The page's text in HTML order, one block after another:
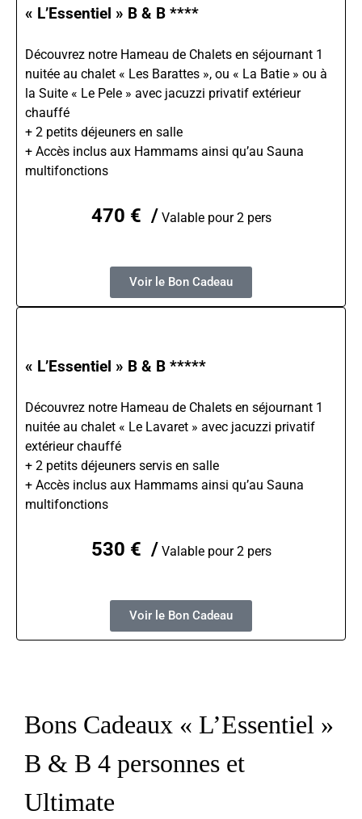
« L’Essentiel » B & B ****
Découvrez notre Hameau de Chalets en séjournant 1
nuitée au chalet « Les Barattes », ou « La Batie » ou à
la Suite « Le Pele » avec jacuzzi privatif extérieur
chauffé
+ 2 petits déjeuners en salle
+ Accès inclus aux Hammams ainsi qu’au Sauna
multifonctions
470 € / Valable pour 2 pers
Voir le Bon Cadeau
« L’Essentiel » B & B *****
Découvrez notre Hameau de Chalets en séjournant 1
nuitée au chalet « Le Lavaret » avec jacuzzi privatif
extérieur chauffé
+ 2 petits déjeuners servis en salle
+ Accès inclus aux Hammams ainsi qu’au Sauna
multifonctions
530 € / Valable pour 2 pers
Voir le Bon Cadeau
Bons Cadeaux « L’Essentiel »
B & B 4 personnes et
Ultimate